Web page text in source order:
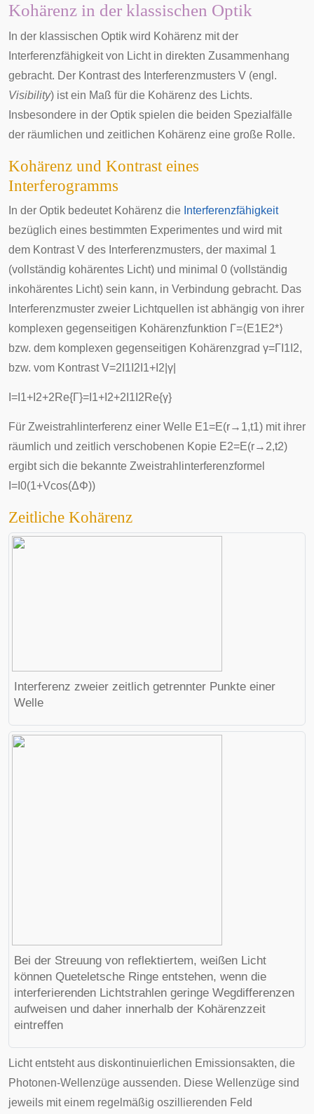
Kohärenz in der klassischen Optik
In der klassischen Optik wird Kohärenz mit der
Interferenzfähigkeit von Licht in direkten Zusammenhang
gebracht. Der Kontrast des Interferenzmusters V (engl.
Visibility) ist ein Maß für die Kohärenz des Lichts.
Insbesondere in der Optik spielen die beiden Spezialfälle
der räumlichen und zeitlichen Kohärenz eine große Rolle.
Kohärenz und Kontrast eines
Interferogramms
In der Optik bedeutet Kohärenz die Interferenzfähigkeit
bezüglich eines bestimmten Experimentes und wird mit
dem Kontrast V des Interferenzmusters, der maximal 1
(vollständig kohärentes Licht) und minimal 0 (vollständig
inkohärentes Licht) sein kann, in Verbindung gebracht. Das
Interferenzmuster zweier Lichtquellen ist abhängig von ihrer
komplexen gegenseitigen Kohärenzfunktion Γ=⟨E1E2*⟩
bzw. dem komplexen gegenseitigen Kohärenzgrad γ=Γ 1 2,
bzw. vom KontrastV=2 1 2 1+ 2 γ
= 1+ 2+2Re{Γ}= 1+ 2+2 1 2Re{γ}
Für Zweistrahlinterferenz einer Welle E1=E(r→ 1,t1) mit ihrer
räumlich und zeitlich verschobenen Kopie E2=E(r→ 2,t2)
ergibt sich die bekannte Zweistrahlinterferenzformel
= 0(1+Vcos(ΔΦ))
Zeitliche Kohärenz
Interferenz zweier zeitlich getrennter Punkte einer
Welle
Bei der Streuung von reflektiertem, weißen Licht
können Queteletsche Ringe entstehen, wenn die
interferierenden Lichtstrahlen geringe Wegdifferenzen
aufweisen und daher innerhalb der Kohärenzzeit
eintreffen
Licht entsteht aus diskontinuierlichen Emissionsakten, die
Photonen-Wellenzüge aussenden. Diese Wellenzüge sind
jeweils mit einem regelmäßig oszillierenden Feld